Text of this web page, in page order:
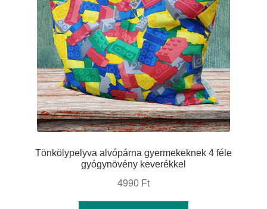
a
termékoldalon
választhatók
ki
Tönkölypelyva alvópárna gyermekeknek 4 féle
gyógynövény keverékkel
4990 Ft